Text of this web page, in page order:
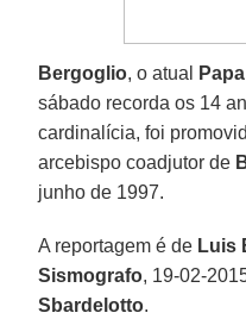
Bergoglio, o atual
sábado recorda os 14
cardinalícia, foi
arcebispo coadjutor de
junho de 1997.
A reportagem é de Luis
Sismografo, 19-02-
Sbardelotto.